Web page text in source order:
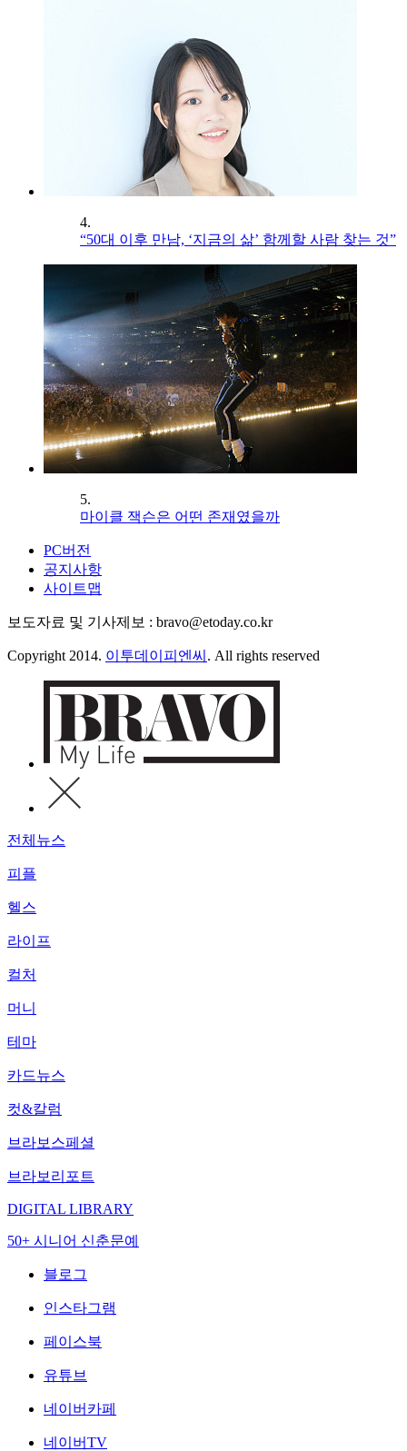
4.
“50대 이후 만남, ‘지금의 삶’ 함께할 사람 찾는 것”
5.
마이클 잭슨은 어떤 존재였을까
PC버전
공지사항
사이트맵
보도자료 및 기사제보 : bravo@etoday.co.kr
Copyright 2014. 이투데이피엔씨 . All rights reserved
전체뉴스
피플
헬스
라이프
컬처
머니
테마
카드뉴스
컷&칼럼
브라보스페셜
브라보리포트
DIGITAL LIBRARY
50+ 시니어 신춘문예
블로그
인스타그램
페이스북
유튜브
네이버카페
네이버TV